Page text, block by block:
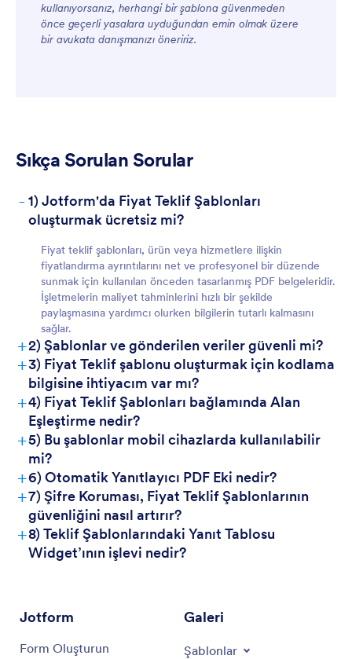
Ekipler İçin
Müşteriler İçin
kullanıyorsanız, herhangi bir şablona güvenmeden
önce geçerli yasalara uyduğundan emin olmak üzere
bir avukata danışmanızı öneririz.
Sıkça Sorulan Sorular
- 1) Jotform'da Fiyat Teklif Şablonları
oluşturmak ücretsiz mi?
Fiyat teklif şablonları, ürün veya hizmetlere ilişkin
fiyatlandırma ayrıntılarını net ve profesyonel bir düzende
sunmak için kullanılan önceden tasarlanmış PDF belgeleridir.
İşletmelerin maliyet tahminlerini hızlı bir şekilde
paylaşmasına yardımcı olurken bilgilerin tutarlı kalmasını
sağlar.
+2) Şablonlar ve gönderilen veriler güvenli mi?
+3) Fiyat Teklif şablonu oluşturmak için kodlama
bilgisine ihtiyacım var mı?
+4) Fiyat Teklif Şablonları bağlamında Alan
Eşleştirme nedir?
+5) Bu şablonlar mobil cihazlarda kullanılabilir
mi?
+6) Otomatik Yanıtlayıcı PDF Eki nedir?
+7) Şifre Koruması, Fiyat Teklif Şablonlarının
güvenliğini nasıl artırır?
+8) Teklif Şablonlarındaki Yanıt Tablosu
Widget’ının işlevi nedir?
Jotform
Form Oluşturun
Galeri
Şablonlar